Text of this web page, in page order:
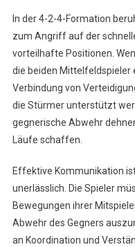
In der 4-2-4-Formation
zum Angriff auf der
vorteilhafte Positionen.
die beiden Mittelfeldspieler
Verbindung von
die Stürmer unterstützt
gegnerische Abwehr
Läufe schaffen.
Effektive Kommunikation
unerlässlich. Die Spieler
Bewegungen ihrer
Abwehr des Gegners
an Koordination und